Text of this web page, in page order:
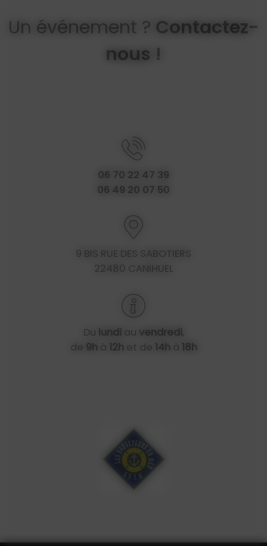
Un événement ? Contactez-
nous !
06 70 22 47 39
06 49 20 07 50
9 BIS RUE DES SABOTIERS
22480 CANIHUEL
Du lundi au vendredi,
de 9h à 12h et de 14h à 18h